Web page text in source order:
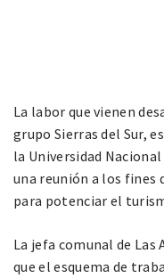
La labor que vienen
grupo Sierras del Sur,
la Universidad
una reunión a los fines
para potenciar el
La jefa comunal de
que el esquema de